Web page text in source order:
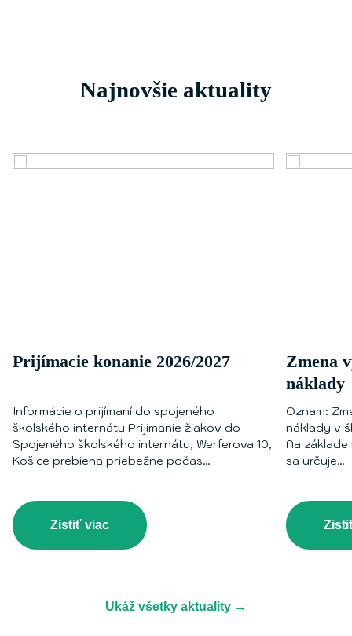
Najnovšie aktuality
Prijímacie konanie 2026/2027
Informácie o prijímaní do spojeného
školského internátu Prijímanie žiakov do
Spojeného školského internátu, Werferova 10,
Košice prebieha priebežne počas
Zistiť viac
Zmena
náklady
Oznam:
náklady v
Na
sa určuje…
Ukáž všetky aktuality →